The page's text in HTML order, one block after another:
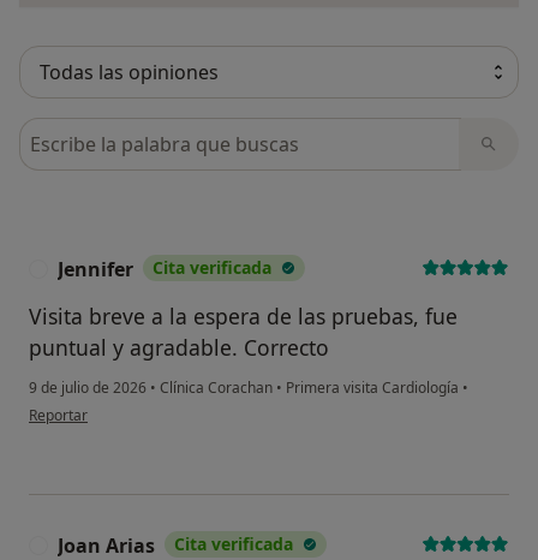
Busca en opiniones
Jennifer Cita verificada
Visita breve a la espera de las pruebas, fue
puntual y agradable. Correcto
9 de julio de 2026 • Clínica Corachan • Primera visita Cardiología •
en opinión del usuario Jennifer
Reportar
Joan Arias Cita verificada